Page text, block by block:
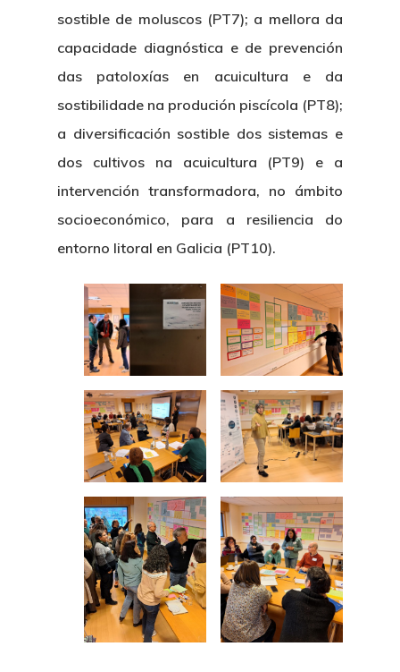
sostible de moluscos (PT7); a mellora da
capacidade diagnóstica e de prevención
das patoloxías en acuicultura e da
sostibilidade na produción piscícola (PT8);
a diversificación sostible dos sistemas e
dos cultivos na acuicultura (PT9) e a
intervención transformadora, no ámbito
socioeconómico, para a resiliencia do
entorno litoral en Galicia (PT10).